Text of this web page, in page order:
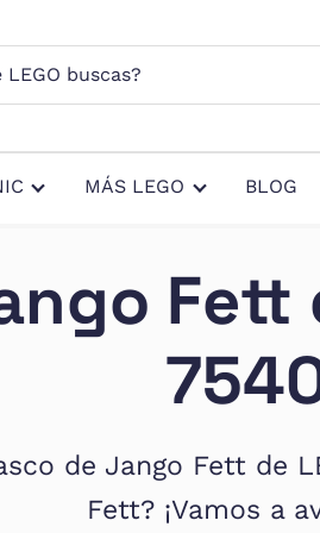
MÁS LEGO BLOG
Fett
de Jango Fett de
Fett? ¡Vamos a